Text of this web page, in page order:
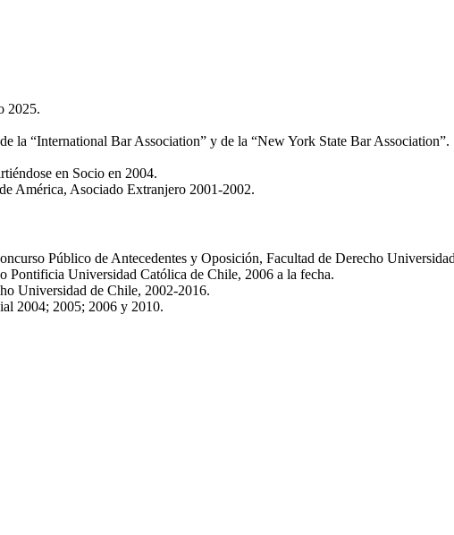
2025.
la “International Bar Association” y de la “New York State Bar Association”.
en Socio en 2004.
América, Asociado Extranjero 2001-2002.
Público de Antecedentes y Oposición, Facultad de Derecho
Pontificia Universidad Católica de Chile, 2006 a la fecha.
Universidad de Chile, 2002-2016.
2004; 2005; 2006 y 2010.